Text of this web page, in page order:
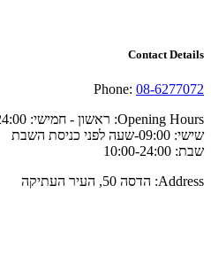
Contact Details
Phone: 08-6277072
Opening Hours: ראשון - חמישי: 09:00-24:00
שישי: 09:00-שעה לפני כניסת השבת
שבת: 10:00-24:00
Address: הדסה 50, העיר העתיקה